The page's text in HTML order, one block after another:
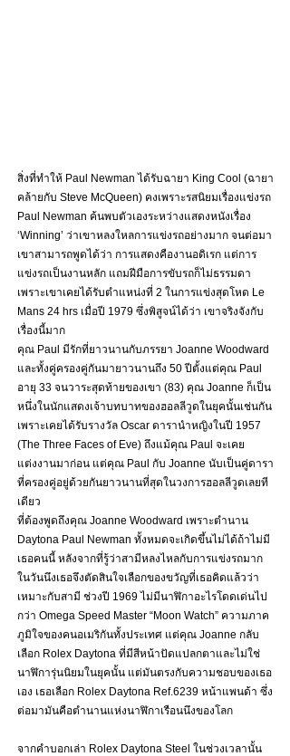
สิ่งที่ทำให้ Paul Newman ได้รับฉายา King Cool (ฉายา
คล้าย​กับ Steve McQueen) คงเพราะรสนิยมเรื่องแข่งรถ
Paul Newman ค้นพบตัวเองระหว่างแสดงหนังเรื่อง
‘Winning’ ว่าเขาหลงใหลการแข่งรถอย่างมาก จนต่อมา
เขาสามารถพูดได้ว่า การแสดงคืองานอดิเรก แต่การ
แข่งรถเป็นงานหลัก แถมฝีมือการขับรถก็ไม่ธรรมดา
เพราะเขาเคยได้รับตำแหน่งที่ 2 ในการแข่งสุดโหด Le
Mans 24 hrs เมื่อปี 1979 ซึ่งพิสูจน์ได้ว่า เขาจริงจังกับ
เรื่องนี้มาก
คุณ Paul มีรักที่ยาวนานกับภรรยา Joanne Woodward
และทั้งคู่ครองคู่กันมายาวนานถึง 50 ปีตั้งแต่คุณ Paul
อายุ 33 จนวาระสุดท้ายของเขา (83) คุณ Joanne ก็เป็น
หนึ่งในนักแสดงเจ้าบทบาทของฮอลลีวูดในยุคนั้นเช่นกัน
เพราะเคยได้รับรางวัล Oscar ดารานำหญิงในปี 1957
(The Three Faces of Eve) ถึงแม้คุณ Paul จะเคย
แต่งงานมาก่อน แต่คุณ Paul กับ Joanne นับเป็นคู่ดารา
ที่ครองคู่อยู่ด้วยกันยาวนานที่สุดในวงการฮอลลีวูดเลยที
เดียว
ที่ต้องพูดถึงคุณ Joanne Woodward เพราะตำนาน
Daytona Paul Newman ทั้งหมดจะเกิดขึ้นไม่ได้ถ้าไม่มี
เธอคนนี้ หลังจากที่รู้ว่าสามีหลงไหลกับการแข่งรถมาก
ในวันนึงเธอจึงตัดสินใจเลือกของขวัญที่เธอคิดแล้วว่า
เหมาะกับสามี ช่วงปี 1969 ไม่มีนาฬิกาอะไรโดดเด่นไป
กว่า Omega Speed Master “Moon Watch” ความภาค
ภูมิใจของคนอเมริกันทั้งประเทศ แต่คุณ Joanne กลับ
เลือก Rolex Daytona ที่มีสีหน้าปัดแปลกตาและไม่ใช่
นาฬิการุ่นนิยมในยุคนั้น แต่มันตรงกับความชอบของเธอ
เอง เธอเลือก Rolex Daytona Ref.6239 หน้าแพนด้า ซึ่ง
ต่อมามันคือตำนานแห่งนาฬิกาเรือนนึงของโลก
จากคำบอกเล่า Rolex Daytona Steel ในช่วงเวลานั้น